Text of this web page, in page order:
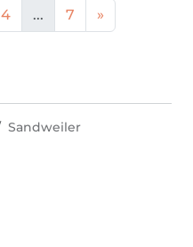
4 ... 7 »
Sandweiler